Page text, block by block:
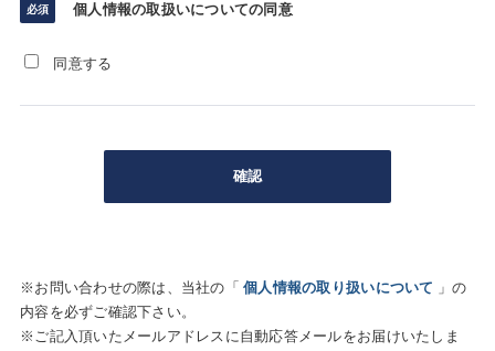
個人情報の取扱いについての同意
同意する
※お問い合わせの際は、当社の「個人情報の取り扱いについて 」の
内容を必ずご確認下さい。
※ご記入頂いたメールアドレスに自動応答メールをお届けいたしま